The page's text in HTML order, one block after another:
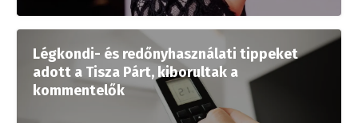
Légkondi- és redőnyhasználati tippeket
adott a Tisza Párt, kiborultak a
kommentelők